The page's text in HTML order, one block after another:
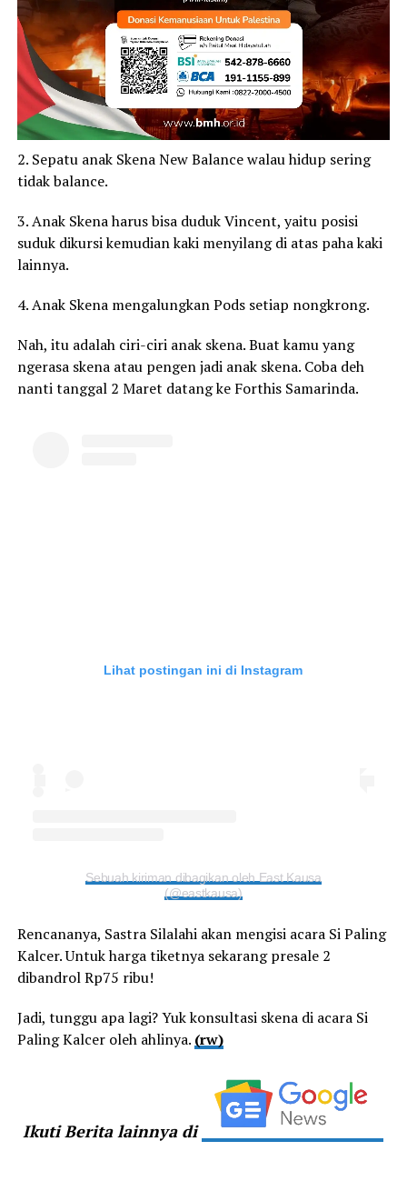
2. Sepatu anak Skena New Balance walau hidup sering
tidak balance.
3. Anak Skena harus bisa duduk Vincent, yaitu posisi
suduk dikursi kemudian kaki menyilang di atas paha kaki
lainnya.
4. Anak Skena mengalungkan Pods setiap nongkrong.
Nah, itu adalah ciri-ciri anak skena. Buat kamu yang
ngerasa skena atau pengen jadi anak skena. Coba deh
nanti tanggal 2 Maret datang ke Forthis Samarinda.
Lihat postingan ini di Instagram
Sebuah kiriman dibagikan oleh East Kausa
(@eastkausa)
Rencananya, Sastra Silalahi akan mengisi acara Si Paling
Kalcer. Untuk harga tiketnya sekarang presale 2
dibandrol Rp75 ribu!
Jadi, tunggu apa lagi? Yuk konsultasi skena di acara Si
Paling Kalcer oleh ahlinya. (rw)
Ikuti Berita lainnya di